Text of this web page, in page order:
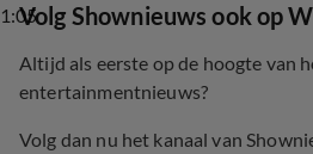
1:05‎Volg Shownieuws ook op
Altijd als eerste op de hoogte van
entertainmentnieuws?
Volg dan nu het kanaal van